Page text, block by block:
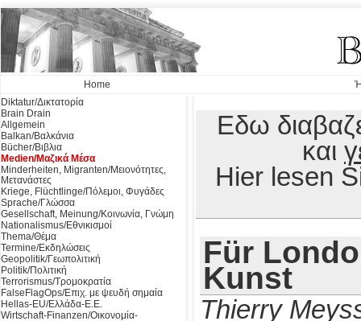
Home
Diktatur/Δικτατορία
Brain Drain
Allgemein
Balkan/Βαλκάνια
Bücher/Βιβλια
Medien/Μαζικά Μέσα
Minderheiten, Migranten/Μειονότητες,
Μετανάστες
Kriege, Flüchtlinge/Πόλεμοι, Φυγάδες
Sprache/Γλώσσα
Gesellschaft, Meinung/Κοινωνία, Γνώμη
Nationalismus/Εθνικισμοί
Thema/Θέμα
Termine/Εκδηλώσεις
Geopolitik/Γεωπολιτική
Politik/Πολιτική
Terrorismus/Τρομοκρατία
FalseFlagOps/Επιχ. με ψευδή σημαία
Hellas-EU/Ελλάδα-Ε.Ε.
Wirtschaft-Finanzen/Οικονομία-
Εδω
και
Hier lesen
Für
Kunst
Thierry